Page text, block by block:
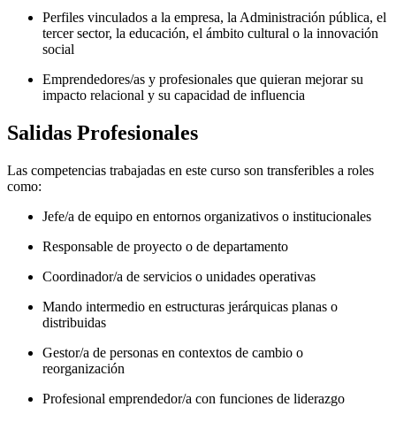
Perfiles vinculados a la empresa, la Administración pública, el
tercer sector, la educación, el ámbito cultural o la innovación
social
Emprendedores/as y profesionales que quieran mejorar su
impacto relacional y su capacidad de influencia
Salidas Profesionales
Las competencias trabajadas en este curso son transferibles a roles
como:
Jefe/a de equipo en entornos organizativos o institucionales
Responsable de proyecto o de departamento
Coordinador/a de servicios o unidades operativas
Mando intermedio en estructuras jerárquicas planas o
distribuidas
Gestor/a de personas en contextos de cambio o
reorganización
Profesional emprendedor/a con funciones de liderazgo